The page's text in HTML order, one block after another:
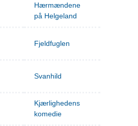
Hærmændene
på Helgeland
Fjeldfuglen
Svanhild
Kjærlighedens
komedie